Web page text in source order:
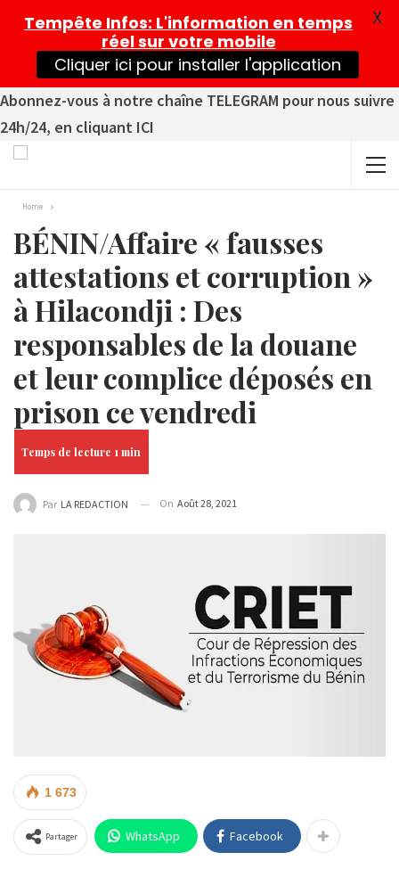
Abonnez-vous à notre chaîne TELEGRAM pour nous suivre
24h/24, en cliquant ICI
Home
BÉNIN/Affaire « fausses
attestations et corruption »
à Hilacondji : Des
responsables de la douane
et leur complice déposés en
prison ce vendredi
Par LA REDACTION On Août 28, 2021
1 673
Partager WhatsApp Facebook
Tempête Infos: L'information en temps
réel sur votre mobile
Cliquer ici pour installer l'application
X